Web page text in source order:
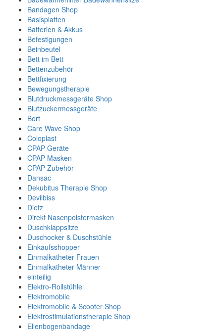
Bandagen Shop
Basisplatten
Batterien & Akkus
Befestigungen
Beinbeutel
Bett im Bett
Bettenzubehör
Bettfixierung
Bewegungstherapie
Blutdruckmessgeräte Shop
Blutzuckermessgeräte
Bort
Care Wave Shop
Coloplast
CPAP Geräte
CPAP Masken
CPAP Zubehör
Dansac
Dekubitus Therapie Shop
Devilbiss
Dietz
Direkt Nasenpolstermasken
Duschklappsitze
Duschocker & Duschstühle
Einkaufsshopper
Einmalkatheter Frauen
Einmalkatheter Männer
einteilig
Elektro-Rollstühle
Elektromobile
Elektromobile & Scooter Shop
Elektrostimulationstherapie Shop
Ellenbogenbandage